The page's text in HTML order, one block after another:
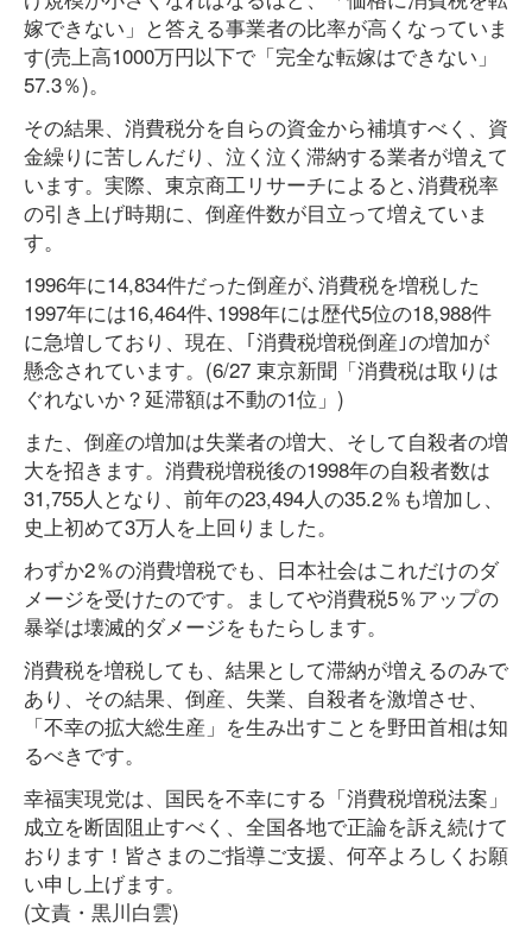
嫁できない」と答える事業者の比率が高くなっていま
す(売上高1000万円以下で「完全な転嫁はできない」
57.3％)。
その結果、消費税分を自らの資金から補填すべく、資
金繰りに苦しんだり、泣く泣く滞納する業者が増えて
います。実際、東京商工リサーチによると､消費税率
の引き上げ時期に、倒産件数が目立って増えていま
す。
1996年に14,834件だった倒産が､消費税を増税した
1997年には16,464件､1998年には歴代5位の18,988件
に急増しており、現在、｢消費税増税倒産｣の増加が
懸念されています。(6/27 東京新聞「消費税は取りは
ぐれないか？延滞額は不動の1位」)
また、倒産の増加は失業者の増大、そして自殺者の増
大を招きます。消費税増税後の1998年の自殺者数は
31,755人となり、前年の23,494人の35.2％も増加し、
史上初めて3万人を上回りました。
わずか2％の消費増税でも、日本社会はこれだけのダ
メージを受けたのです。ましてや消費税5％アップの
暴挙は壊滅的ダメージをもたらします。
消費税を増税しても、結果として滞納が増えるのみで
あり、その結果、倒産、失業、自殺者を激増させ、
「不幸の拡大総生産」を生み出すことを野田首相は知
るべきです。
幸福実現党は、国民を不幸にする「消費税増税法案」
成立を断固阻止すべく、全国各地で正論を訴え続けて
おります！皆さまのご指導ご支援、何卒よろしくお願
い申し上げます。
(文責・黒川白雲)